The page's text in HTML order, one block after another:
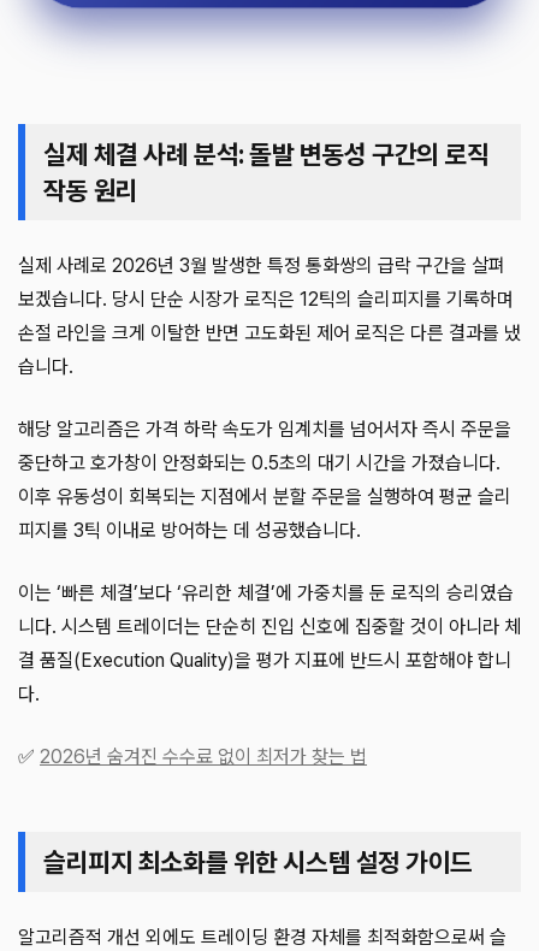
실제 체결 사례 분석: 돌발 변동성 구간의 로직
작동 원리
실제 사례로 2026년 3월 발생한 특정 통화쌍의 급락 구간을 살펴
보겠습니다. 당시 단순 시장가 로직은 12틱의 슬리피지를 기록하며
손절 라인을 크게 이탈한 반면 고도화된 제어 로직은 다른 결과를 냈
습니다.
해당 알고리즘은 가격 하락 속도가 임계치를 넘어서자 즉시 주문을
중단하고 호가창이 안정화되는 0.5초의 대기 시간을 가졌습니다.
이후 유동성이 회복되는 지점에서 분할 주문을 실행하여 평균 슬리
피지를 3틱 이내로 방어하는 데 성공했습니다.
이는 ‘빠른 체결’보다 ‘유리한 체결’에 가중치를 둔 로직의 승리였습
니다. 시스템 트레이더는 단순히 진입 신호에 집중할 것이 아니라 체
결 품질(Execution Quality)을 평가 지표에 반드시 포함해야 합니
다.
✅ 2026년 숨겨진 수수료 없이 최저가 찾는 법
슬리피지 최소화를 위한 시스템 설정 가이드
알고리즘적 개선 외에도 트레이딩 환경 자체를 최적화함으로써 슬